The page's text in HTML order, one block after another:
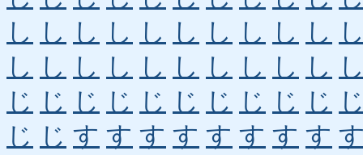
し し し し し し し し し し
し し し し し し し し し し
じ じ じ じ じ じ じ じ じ じ
じ じ す す す す す す す す